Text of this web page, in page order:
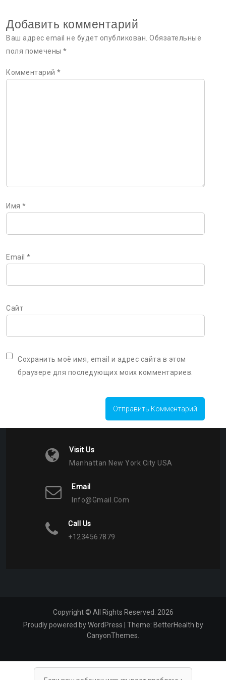
Добавить комментарий
Ваш адрес email не будет опубликован. Обязательные
поля помечены *
Комментарий *
Имя *
Email *
Сайт
Сохранить моё имя, email и адрес сайта в этом
браузере для последующих моих комментариев.
Visit Us
Manhattan New York City USA
Email
Info@gmail.com
Call Us
+1234567879
Copyright © All Rights Reserved. 2026
Proudly powered by WordPress
Theme: BetterHealth by
CanyonThemes